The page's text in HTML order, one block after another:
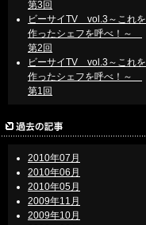
第3回
ビーサイTV vol.3～これを
作ったシェフを呼べ！～
第2回
ビーサイTV vol.3～これを
作ったシェフを呼べ！～
第1回
2010年07月
2010年06月
2010年05月
2009年11月
2009年10月